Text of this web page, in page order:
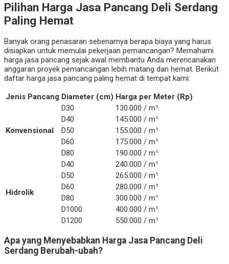
Pilihan Harga Jasa Pancang Deli Serdang
Paling Hemat
Banyak orang penasaran sebenarnya berapa biaya yang harus
disiapkan untuk memulai pekerjaan pemancangan? Memahami
harga jasa pancang sejak awal membantu Anda merencanakan
anggaran proyek pemancangan lebih matang dan hemat. Berikut
daftar harga jasa pancang paling hemat di tempat kami:
Jenis Pancang Diameter (cm) Harga per Meter (Rp)
Konvensional
D30
130.000 / m¹
D40
145.000 / m¹
D50
155.000 / m¹
D60
175.000 / m¹
D80
190.000 / m¹
Hidrolik
D40
240.000 / m¹
D50
265.000 / m¹
D60
280.000 / m¹
D80
300.000 / m¹
D1000
400.000 / m¹
D1200
550.000 / m¹
Apa yang Menyebabkan Harga Jasa Pancang Deli
Serdang Berubah-ubah?